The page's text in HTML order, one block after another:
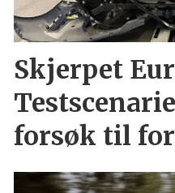
Skjerpet
forsøk til